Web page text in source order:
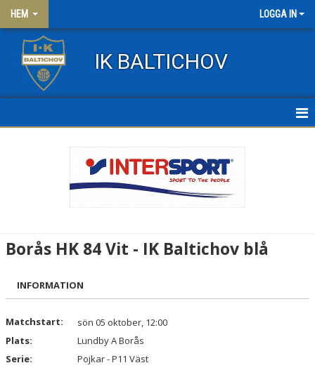
HEM LOGGA IN
IK BALTICHOV
KALENDER
VÅRA LAG & LEDARE
Borås HK 84 Vit - IK Baltichov blå
INFORMATION
Matchstart:
sön 05 oktober, 12:00
Plats:
Lundby A Borås
Serie:
Pojkar - P11 Väst